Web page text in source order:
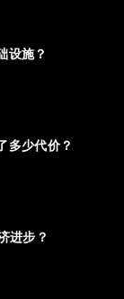
设施？
多少代价？
进步？